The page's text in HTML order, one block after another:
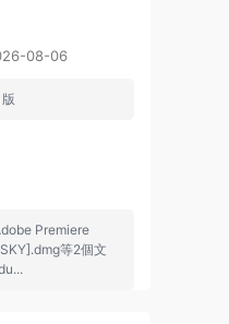
08-06
Premiere
等2個文